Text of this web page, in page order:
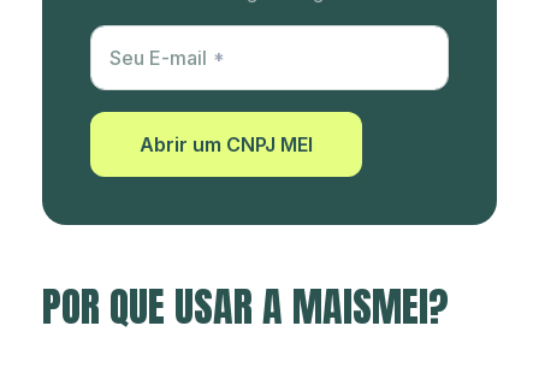
Utm Content
Seu E-mail
Abrir um CNPJ MEI
POR QUE USAR A MAISMEI?